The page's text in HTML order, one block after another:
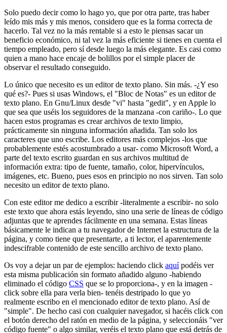
Solo puedo decir como lo hago yo, que por otra parte, tras haber
leído mis más y mis menos, considero que es la forma correcta de
hacerlo. Tal vez no la más rentable si a esto le piensas sacar un
beneficio económico, ni tal vez la más eficiente si tienes en cuenta el
tiempo empleado, pero sí desde luego la más elegante. Es casi como
quien a mano hace encaje de bolillos por el simple placer de
observar el resultado conseguido.
Lo único que necesito es un editor de texto plano. Sin más. -¿Y eso
qué es?- Pues si usas Windows, el "Bloc de Notas" es un editor de
texto plano. En Gnu/Linux desde "vi" hasta "gedit", y en Apple lo
que sea que uséis los seguidores de la manzana -con cariño-. Lo que
hacen estos programas es crear archivos de texto limpio,
prácticamente sin ninguna información añadida. Tan solo los
caracteres que uno escribe. Los editores más complejos -los que
probablemente estés acostumbrado a usar- como Microsoft Word, a
parte del texto escrito guardan en sus archivos multitud de
información extra: tipo de fuente, tamaño, color, hipervínculos,
imágenes, etc. Bueno, pues esos en principio no nos sirven. Tan solo
necesito un editor de texto plano.
Con este editor me dedico a escribir -literalmente a escribir- no solo
este texto que ahora estás leyendo, sino una serie de líneas de código
adjuntas que te aprendes fácilmente en una semana. Estas líneas
básicamente le indican a tu navegador de Internet la estructura de la
página, y como tiene que presentarte, a ti lector, el aparentemente
indescifrable contenido de este sencillo archivo de texto plano.
Os voy a dejar un par de ejemplos: haciendo click aquípodéis ver
esta misma publicación sin formato añadido alguno -habiendo
eliminado el código CSS que se lo proporciona-, y en la imagen -
click sobre ella para verla bien- tenéis destripado lo que yo
realmente escribo en el mencionado editor de texto plano. Así de
"simple". De hecho casi con cualquier navegador, si hacéis click con
el botón derecho del ratón en medio de la página, y seleccionáis "ver
código fuente" o algo similar, veréis el texto plano que está detrás de